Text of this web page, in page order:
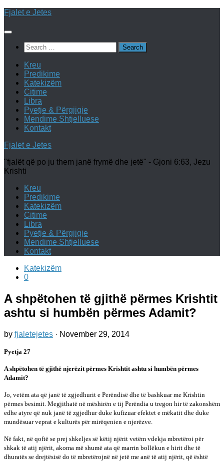
Skip
content
Fjalet e Jetes
Search
for:
Kreu
Predikime
Katekizëm
Citime
Libra
Pyetje & Përgjigje
Mendime Shtjelluese
Kontakt
Fjalet e Jetes
"fjalët që po ju them janë frymë dhe jetë" - Gjoni 6:63, Jezu
Krishti
Kreu
Predikime
Katekizëm
Citime
Libra
Pyetje & Përgjigje
Mendime Shtjelluese
Kontakt
Katekizëm
0
A shpëtohen të gjithë përmes Krishtit
ashtu si humbën përmes Adamit?
by fjaletejetes · November 29, 2014
Pyetja 27
A shpëtohen të gjithë njerëzit përmes Krishtit ashtu si humbën përmes
Adamit?
Jo, vetëm ata që janë të zgjedhurit e Perëndisë dhe të bashkuar me Krishtin
përmes besimit. Megjithatë në mëshirën e tij Perëndia u tregon hir të zakonshëm
edhe atyre që nuk janë të zgjedhur duke kufizuar efektet e mëkatit dhe duke
mundësuar veprat e kulturës për mirëqenien e njerëzve.
Në fakt, në qoftë se prej shkeljes së këtij njërit vetëm vdekja mbretëroi për
shkak të atij njërit, akoma më shumë ata që marrin bollëkun e hirit dhe të
dhuratës se drejtësisë do të mbretërojnë në jetë me anë të atij njërit, që është